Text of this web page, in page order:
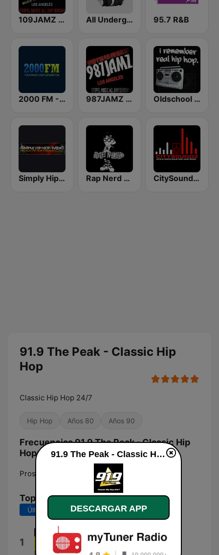
109JAMZ The Throwback Station All Underground Hip Hop Radio 95.7 R&B
2000 FM - RNB and Hip Hop 987JAMZ HipHop N' R&B Plus Afro Beats 24/7 Oldschool Hiphop
Simply Hip-Hop Radio Rap Nerd Radio CitySoundz R&B Radio
91.9 The Peak - Classic Hip
Hop
Classic Hip Hop 24/7
Hip Hop Años 80 Años 90
Frecuencias 91.9 The Peak - Classic Hip
Hop:
Prosper:
Top Canciones
Últimos 7 días Últimos 30 días
1 Intro (3 Feet High and Rising)
De La Soul
91.9 The Peak - Classic Hip Hop en vivo
DESCARGAR APP